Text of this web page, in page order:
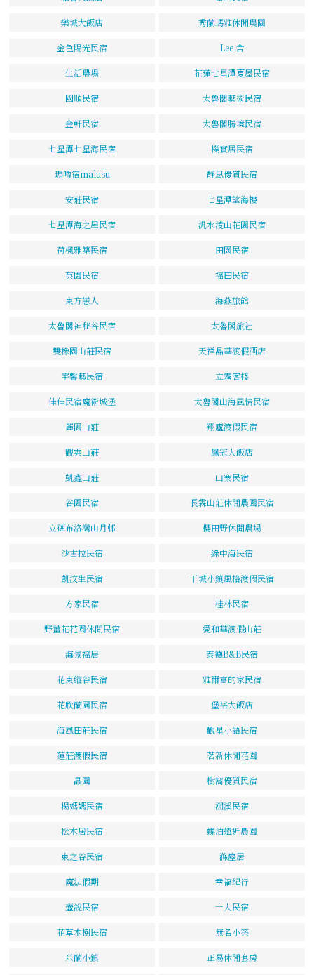
樂城大飯店 秀蘭瑪雅休閒農園
金色陽光民宿 Lee 舍
生活農場 花蓮七星潭夏屋民宿
國順民宿 太魯閣藝術民宿
金軒民宿 太魯閣勝境民宿
七星潭七星海民宿 樸實居民宿
瑪嚕宿malusu 靜思優質民宿
安莊民宿 七星潭望海樓
七星潭海之屋民宿 汎水淩山花園民宿
荷楓雅築民宿 田園民宿
英園民宿 福田民宿
東方戀人 海燕旅館
太魯閣神秘谷民宿 太魯閣旅社
雙橡園山莊民宿 天祥晶華渡假酒店
宇馨藝民宿 立霧客棧
佳佳民宿魔術城堡 太魯閣山海風情民宿
麗園山莊 翔廬渡假民宿
觀雲山莊 鳳冠大飯店
凱鑫山莊 山寨民宿
谷園民宿 長霖山莊休閒農園民宿
立德布洛灣山月邨 櫻田野休閒農場
沙古拉民宿 綠中海民宿
凱汶生民宿 干城小鎮風格渡假民宿
方家民宿 桂林民宿
野薑花花園休閒民宿 愛和華渡假山莊
海景福居 泰德B&B民宿
花東縱谷民宿 雅爾富的家民宿
花欣蘭園民宿 堡裕大飯店
海風田莊民宿 觀星小語民宿
蓮莊渡假民宿 茗新休閒花園
晶園 樹窩優質民宿
楊媽媽民宿 溯溪民宿
松木居民宿 蝶泊遠近農園
東之谷民宿 滌塵居
魔法假期 幸福紀行
壺說民宿 十大民宿
花草木樹民宿 無名小築
米蘭小鎮 正易休閒套房